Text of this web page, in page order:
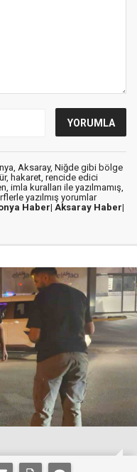
Aksaray, Niğde gibi bölge
hakaret, rencide edici
imla kuralları ile yazılmamış,
yazılmış yorumlar
Haber| Aksaray Haber|